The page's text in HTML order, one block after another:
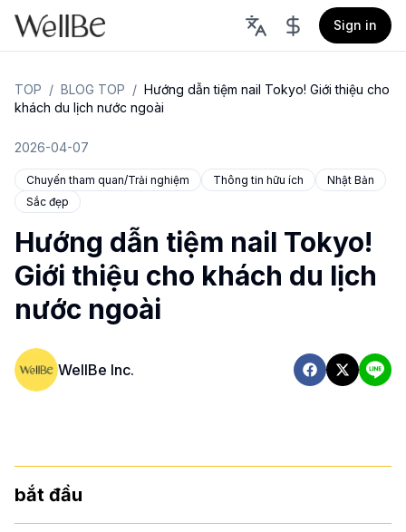
Sign in
TOP / BLOG TOP / Hướng dẫn tiệm nail Tokyo! Giới thiệu cho
khách du lịch nước ngoài
2026-04-07
Chuyến tham quan/Trải nghiệm Thông tin hữu ích
Nhật Bản
Sắc đẹp
Hướng dẫn tiệm nail Tokyo!
Giới thiệu cho khách du lịch
nước ngoài
WellBe Inc.
bắt đầu